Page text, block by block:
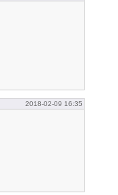
2018-02-09 16:35